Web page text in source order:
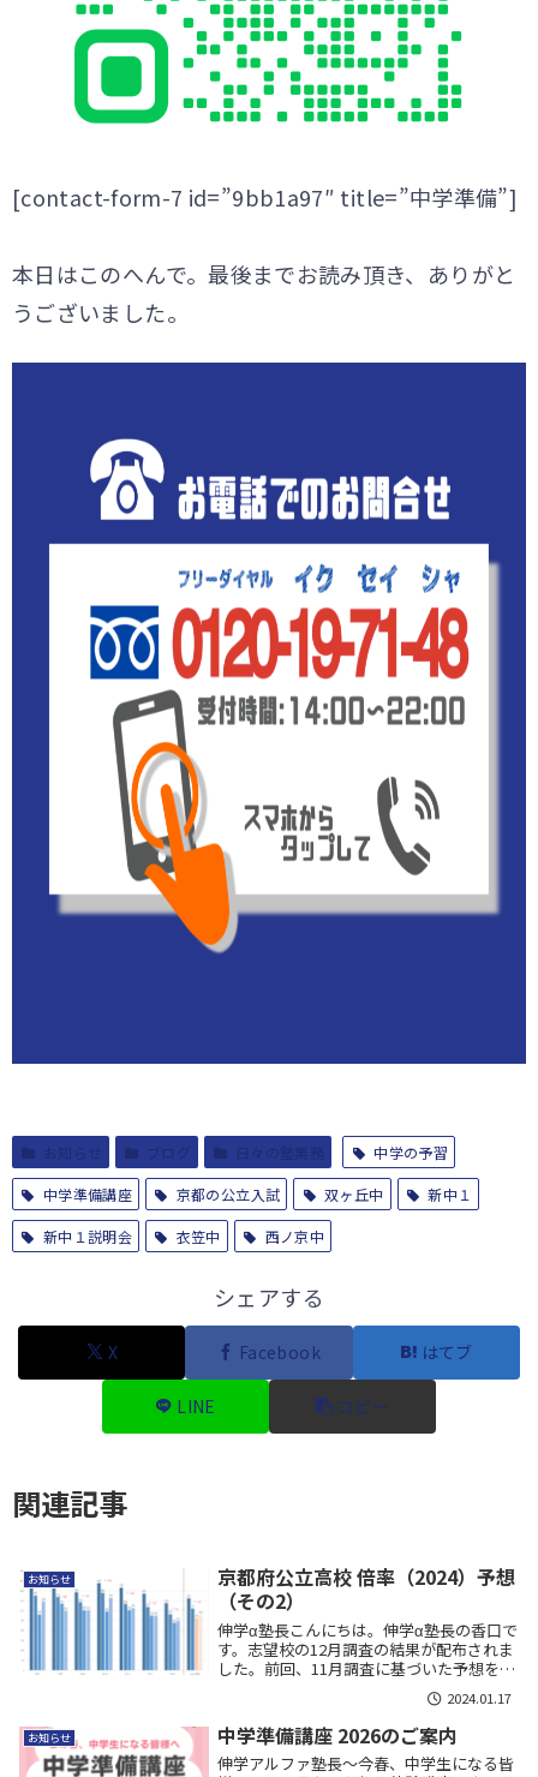
[contact-form-7 id=”9bb1a97″ title=”中学準備”]
本日はこのへんで。最後までお読み頂き、ありがと
うございました。
お知らせ ブログ 日々の塾業務 中学の予習
中学準備講座 京都の公立入試 双ヶ丘中 新中１
新中１説明会 衣笠中 西ノ京中
シェアする
X Facebook はてブ
LINE コピー
関連記事
お知らせ
京都府公立高校 倍率（2024）予想
（その2）
伸学α塾長こんにちは。伸学α塾長の香口で
す。志望校の12月調査の結果が配布されま
した。前回、11月調査に基づいた予想を立
てましたが、12月調査が出ましたので予想
を更新しておきます。なお、前回のブログ
はこちらです。ご参考までに。11月調査か
ら...
2024.01.17
お知らせ 中学準備講座 2026のご案内
伸学アルファ塾長～今春、中学生になる皆